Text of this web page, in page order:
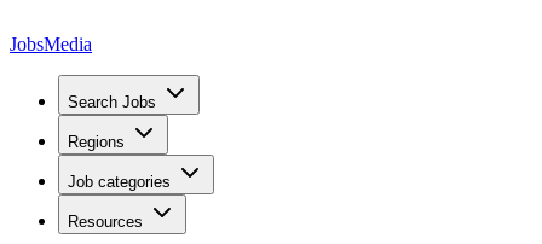
JobsMedia
Search Jobs
Regions
Job categories
Resources